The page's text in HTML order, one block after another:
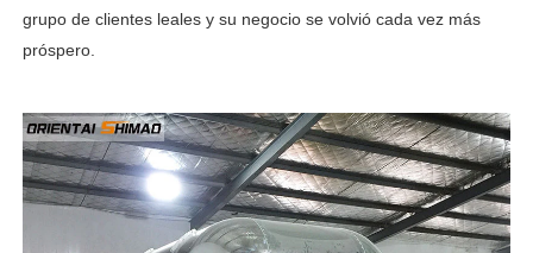
grupo de clientes leales y su negocio se volvió cada vez más
próspero.